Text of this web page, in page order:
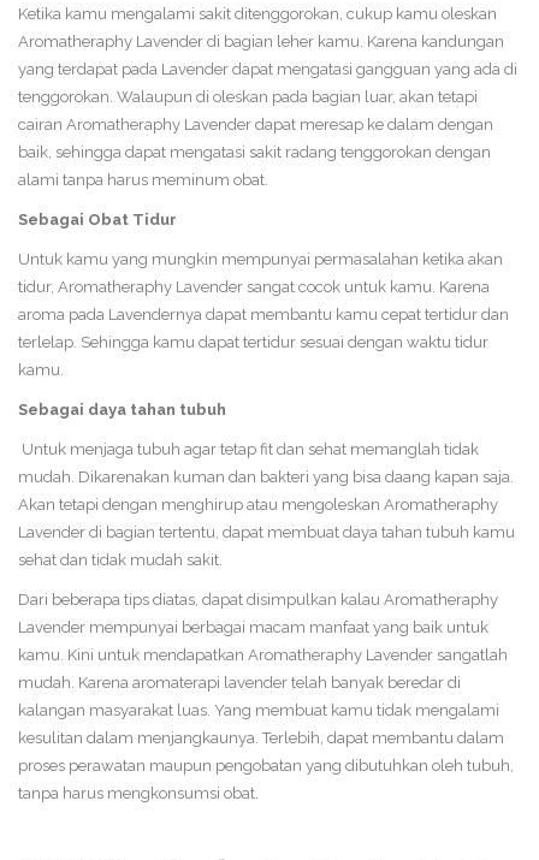
Ketika kamu mengalami sakit ditenggorokan, cukup kamu oleskan
Aromatheraphy Lavender di bagian leher kamu. Karena kandungan
yang terdapat pada Lavender dapat mengatasi gangguan yang ada di
tenggorokan. Walaupun di oleskan pada bagian luar, akan tetapi
cairan Aromatheraphy Lavender dapat meresap ke dalam dengan
baik, sehingga dapat mengatasi sakit radang tenggorokan dengan
alami tanpa harus meminum obat.
Sebagai Obat Tidur
Untuk kamu yang mungkin mempunyai permasalahan ketika akan
tidur, Aromatheraphy Lavender sangat cocok untuk kamu. Karena
aroma pada Lavendernya dapat membantu kamu cepat tertidur dan
terlelap. Sehingga kamu dapat tertidur sesuai dengan waktu tidur
kamu.
Sebagai daya tahan tubuh
Untuk menjaga tubuh agar tetap fit dan sehat memanglah tidak
mudah. Dikarenakan kuman dan bakteri yang bisa daang kapan saja.
Akan tetapi dengan menghirup atau mengoleskan Aromatheraphy
Lavender di bagian tertentu, dapat membuat daya tahan tubuh kamu
sehat dan tidak mudah sakit.
Dari beberapa tips diatas, dapat disimpulkan kalau Aromatheraphy
Lavender mempunyai berbagai macam manfaat yang baik untuk
kamu. Kini untuk mendapatkan Aromatheraphy Lavender sangatlah
mudah. Karena aromaterapi lavender telah banyak beredar di
kalangan masyarakat luas. Yang membuat kamu tidak mengalami
kesulitan dalam menjangkaunya. Terlebih, dapat membantu dalam
proses perawatan maupun pengobatan yang dibutuhkan oleh tubuh,
tanpa harus mengkonsumsi obat.